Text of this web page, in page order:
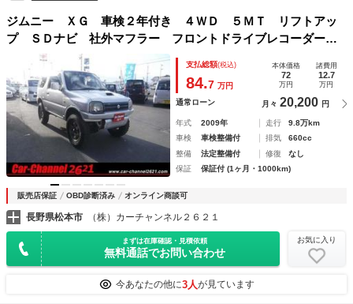
ジムニー ＸＧ 車検２年付き ４ＷＤ ５ＭＴ リフトアッ
プ ＳＤナビ 社外マフラー フロントドライブレコーダー
ショートバンパー フロントエプロン キーレス 盗難防止
ＡＢＳ エアバッグ パワーウィンドウ ＰＳ ＡＣ
支払総額(税込)
84.7 万円
本体価格
72
万円
諸費用
12.7
万円
通常ローン 月々 20,200 円
年式 2009年 走行
9.8万km
車検
車検整備付 排気
660cc
整備
法定整備付 修復
なし
保証
保証付 (1ヶ月・1000km)
販売店保証 OBD診断済み オンライン商談可
長野県松本市 （株）カーチャンネル２６２１
まずは在庫確認・見積依頼
無料通話でお問い合わせ
お気に入り
今あなたの他に3人が見ています